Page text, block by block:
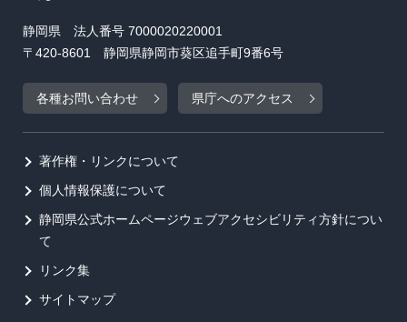
静岡県 法人番号 7000020220001
〒420-8601 静岡県静岡市葵区追手町9番6号
各種お問い合わせ 県庁へのアクセス
著作権・リンクについて
個人情報保護について
静岡県公式ホームページウェブアクセシビリティ方針につい
て
リンク集
サイトマップ